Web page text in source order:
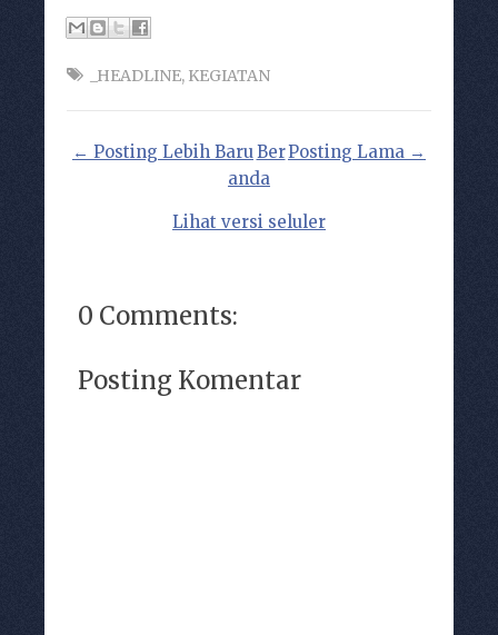
_HEADLINE, KEGIATAN
← Posting Lebih Baru Posting Lama →
Ber
anda
Lihat versi seluler
0 Comments:
Posting Komentar